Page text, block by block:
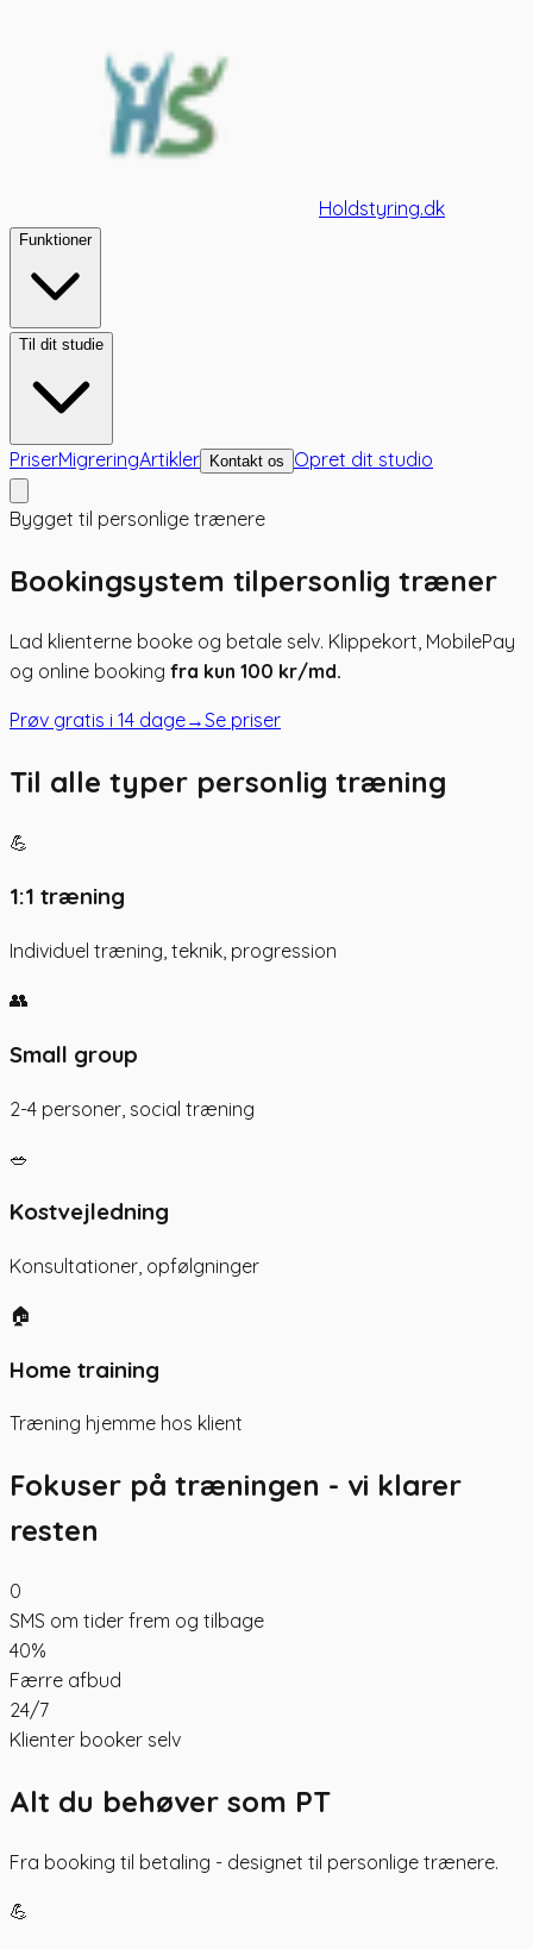
Holdstyring.dk
Funktioner
Til dit studie
PriserMigreringArtikler Kontakt os Opret dit studio
Bygget til personlige trænere
Bookingsystem tilpersonlig træner
Lad klienterne booke og betale selv. Klippekort, MobilePay
og online booking fra kun 100 kr/md.
Prøv gratis i 14 dage→Se priser
Til alle typer personlig træning
💪
1:1 træning
Individuel træning, teknik, progression
👥
Small group
2-4 personer, social træning
🥗
Kostvejledning
Konsultationer, opfølgninger
🏠
Home training
Træning hjemme hos klient
Fokuser på træningen - vi klarer
resten
0
SMS om tider frem og tilbage
40%
Færre afbud
24/7
Klienter booker selv
Alt du behøver som PT
Fra booking til betaling - designet til personlige trænere.
💪